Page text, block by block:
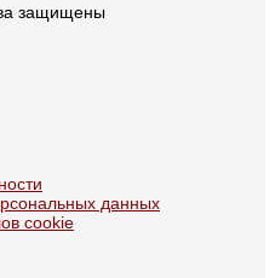
защищены
данных
cookie